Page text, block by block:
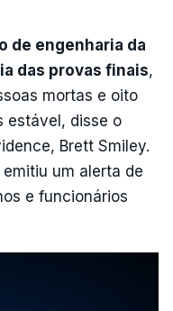
de engenharia da
das provas finais,
mortas e oito
estável, disse o
Brett Smiley.
um alerta de
e funcionários